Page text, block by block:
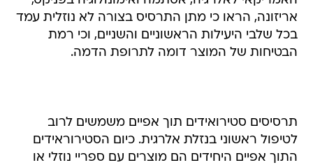
אריזונה, הראו כי מתן התרסיס בצורה לא נוזלית עמד
בכל שלבי היעילות הראשוניים והשניים, וכי רמת
הבטיחות של המוצר דומה לתרופת הדמה.
תרסיסים סטירואידים תוך אפיים משמשים לרוב
לטיפול ראשוני בנזלת אלרגית. כיום הסטירוראידים
התוך אפיים היחידים הם מוצרים עם ספריי נוזלי או